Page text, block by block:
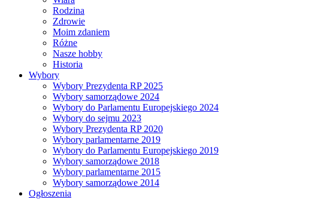
Rodzina
Zdrowie
Moim zdaniem
Różne
Nasze hobby
Historia
Wybory
Wybory Prezydenta RP 2025
Wybory samorządowe 2024
Wybory do Parlamentu Europejskiego 2024
Wybory do sejmu 2023
Wybory Prezydenta RP 2020
Wybory parlamentarne 2019
Wybory do Parlamentu Europejskiego 2019
Wybory samorządowe 2018
Wybory parlamentarne 2015
Wybory samorządowe 2014
Ogłoszenia